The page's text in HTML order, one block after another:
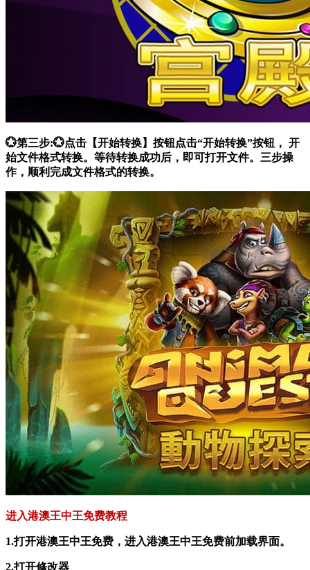
💮第三步:💮点击【开始转换】按钮点击“开始转换”按钮， 开
始文件格式转换。等待转换成功后，即可打开文件。三步操
作，顺利完成文件格式的转换。
进入港澳王中王免费教程
1.打开港澳王中王免费，进入港澳王中王免费前加载界面。
2.打开修改器